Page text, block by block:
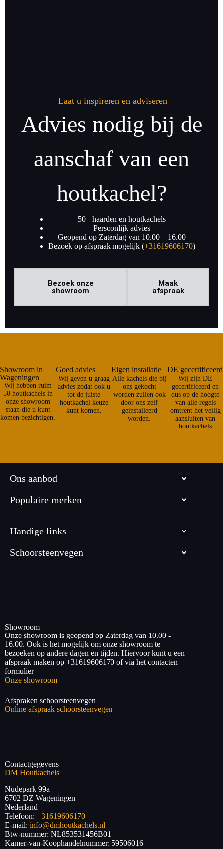
Laat u inspireren en adviseren
Advies nodig bij de
aanschaf van een
houtkachel?
50+ haarden en houtkachels
Persoonlijk advies
Geopend op Zaterdag van 10.00 – 16.00
Bezoek op afspraak mogelijk (+31619606170)
Bezoek onze
showroom
Maak
afspraak
Showroom in
Wageningen
Wij hebben ruim
50 houtkachels in
onze showroom
staan die u kunt
komen bezichtigen.
Goed advies
Wij geven u graag
advies zodat ook u
tot de juiste
houtkachel keuze
kunt komen.
Eigen installatie
Alle kachels die bij
ons gekocht
worden zullen ook
door ons zelf
geinstalleerd
worden.
DE gecertificeerd
Wij zijn DE
gecertificeerd en
dus op de hoogte
van alle regels
omtrent het veilig
aansluiten van
houtkachels
Ons aanbod
Populaire merken
Handige links
Schoorsteenvegen
Showroom
Onze showroom is geopend op Zaterdag van 10.00 -
16.00. Ook is het mogelijk om onze showroom te
bezoeken op andere dagen en tijden. Hiervoor kunt u een
afspraak maken op +31619606170 of via het contacten
formulier
Onze showroom
Afspraken schoorsteenvegen
Online afspraak schoorsteenvegen
Contactgegevens
DM Houtkachels
Nudepark 99a
6702 DZ Wageningen
Nederland
Telefoon: +31619606170
E-mail: info@dmhoutkachels.nl
Btw-nummer: NL853531456B01
Kamer-van-Koophandelnummer: 59506016